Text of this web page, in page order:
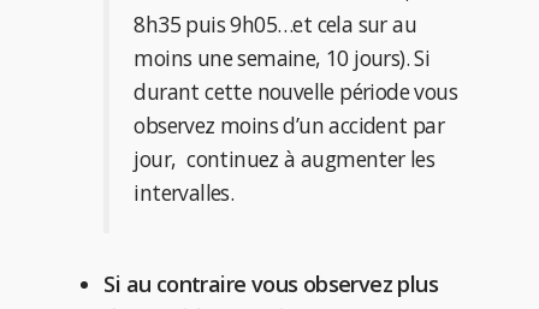
8h35 puis 9h05…et cela sur au
moins une semaine, 10 jours). Si
durant cette nouvelle période vous
observez moins d’un accident par
jour, continuez à augmenter les
intervalles.
Si au contraire vous observez plus